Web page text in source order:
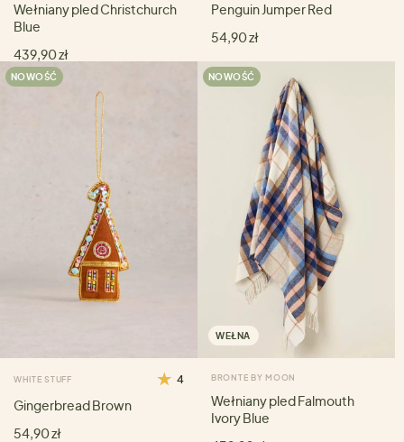
Wełniany pled Christchurch
Blue
439,90 zł
Penguin Jumper Red
54,90 zł
NOWOŚĆ
WHITE STUFF 4
Gingerbread Brown
54,90 zł
NOWOŚĆ
WEŁNA
BRONTE BY MOON
Wełniany pled Falmouth
Ivory Blue